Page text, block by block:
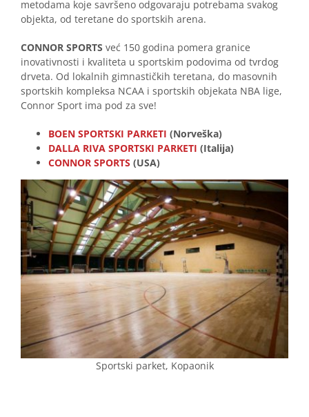
metodama koje savršeno odgovaraju potrebama svakog
objekta, od teretane do sportskih arena.
CONNOR SPORTS već 150 godina pomera granice
inovativnosti i kvaliteta u sportskim podovima od tvrdog
drveta. Od lokalnih gimnastičkih teretana, do masovnih
sportskih kompleksa NCAA i sportskih objekata NBA lige,
Connor Sport ima pod za sve!
BOEN SPORTSKI PARKETI (Norveška)
DALLA RIVA SPORTSKI PARKETI (Italija)
CONNOR SPORTS (USA)
Sportski parket, Kopaonik